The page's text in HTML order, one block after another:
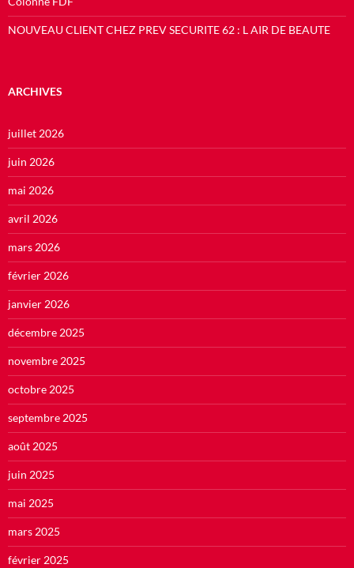
NOUVEAU CLIENT CHEZ PREV SECURITE 62 : L AIR DE BEAUTE
ARCHIVES
juillet 2026
juin 2026
mai 2026
avril 2026
mars 2026
février 2026
janvier 2026
décembre 2025
novembre 2025
octobre 2025
septembre 2025
août 2025
juin 2025
mai 2025
mars 2025
février 2025